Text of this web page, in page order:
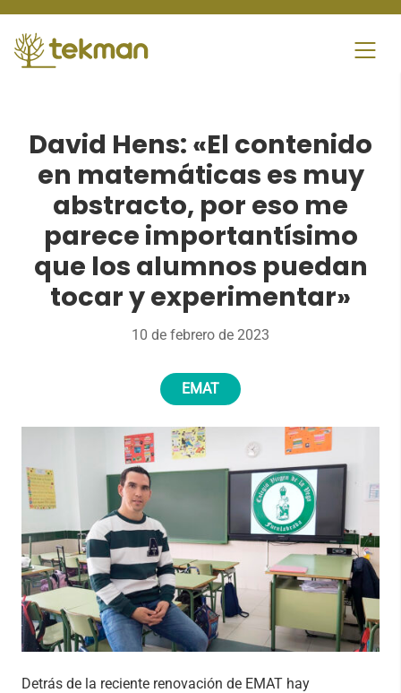
content
David Hens: «El contenido
en matemáticas es muy
abstracto, por eso me
parece importantísimo
que los alumnos puedan
tocar y experimentar»
10 de febrero de 2023
EMAT
Detrás de la reciente renovación de EMAT hay